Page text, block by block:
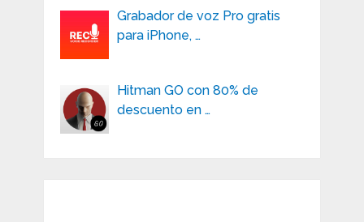
Grabador de voz Pro gratis
para iPhone, …
Hitman GO con 80% de
descuento en …